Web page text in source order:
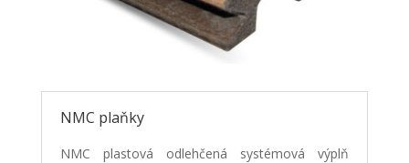
NMC plaňky
NMC plastová odlehčená systémová výplň